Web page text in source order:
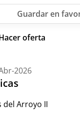
oferta
2026
del Arroyo II